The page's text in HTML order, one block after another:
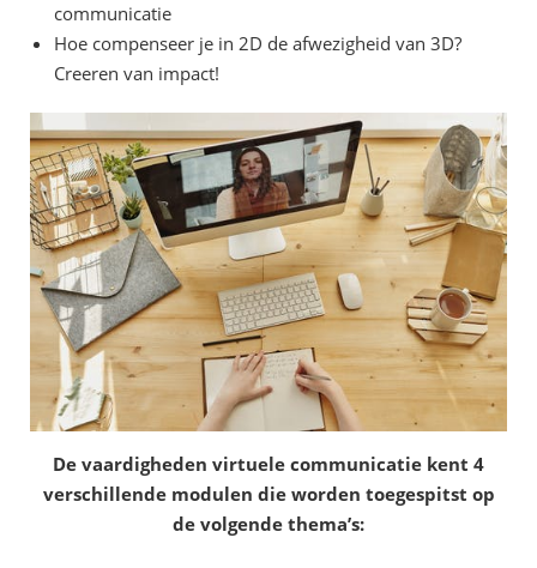
communicatie
Hoe compenseer je in 2D de afwezigheid van 3D?
Creeren van impact!
De vaardigheden virtuele communicatie kent 4
verschillende modulen die worden toegespitst op
de volgende thema’s: